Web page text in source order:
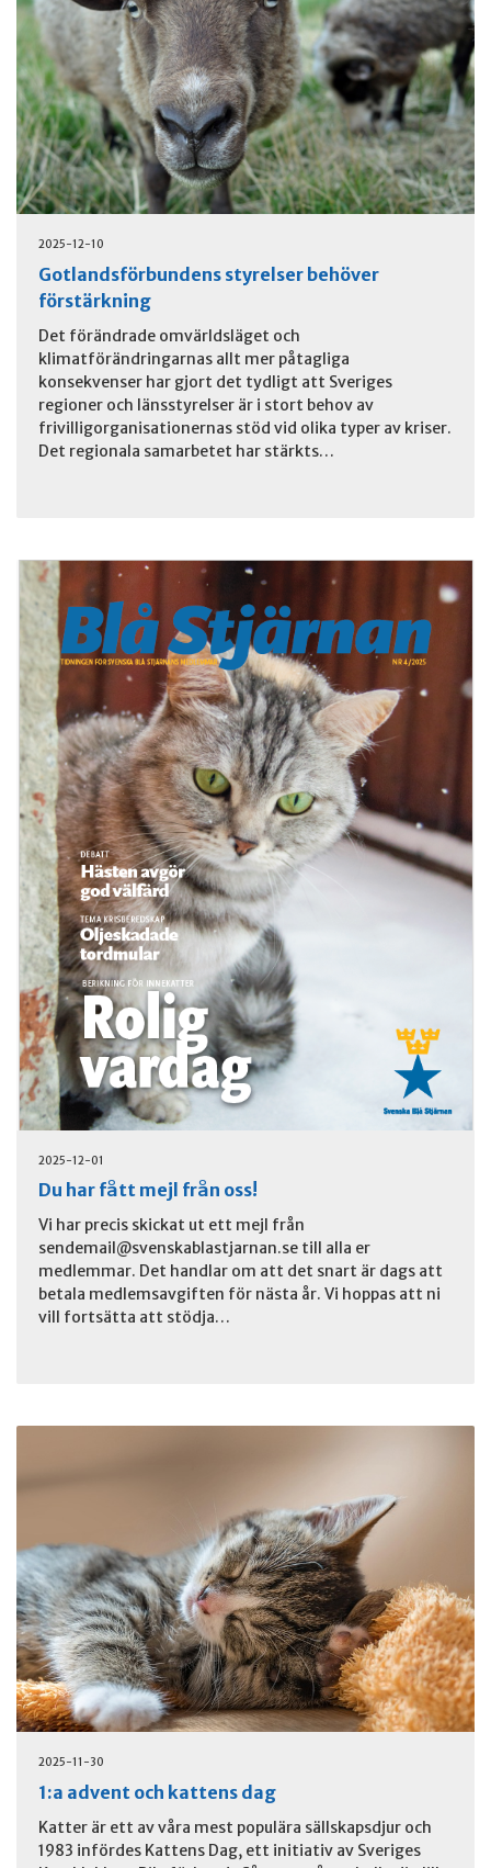
2025-12-10
Gotlandsförbundens styrelser behöver
förstärkning
Det förändrade omvärldsläget och
klimatförändringarnas allt mer påtagliga
konsekvenser har gjort det tydligt att Sveriges
regioner och länsstyrelser är i stort behov av
frivilligorganisationernas stöd vid olika typer av kriser.
Det regionala samarbetet har stärkts…
2025-12-01
Du har fått mejl från oss!
Vi har precis skickat ut ett mejl från
sendemail@svenskablastjarnan.se till alla er
medlemmar. Det handlar om att det snart är dags att
betala medlemsavgiften för nästa år. Vi hoppas att ni
vill fortsätta att stödja…
2025-11-30
1:a advent och kattens dag
Katter är ett av våra mest populära sällskapsdjur och
1983 infördes Kattens Dag, ett initiativ av Sveriges